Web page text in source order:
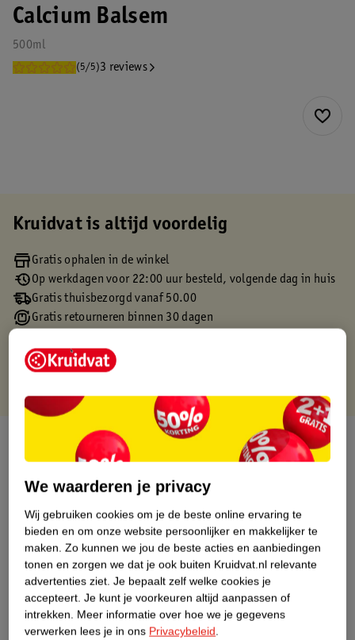
Calcium Balsem
500ml
(5/5)3 reviews
Kruidvat is altijd voordelig
Gratis ophalen in de winkel
Op werkdagen voor 22:00 uur besteld, volgende dag in huis
Gratis thuisbezorgd vanaf 50.00
Gratis retourneren binnen 30 dagen
Over dit product
Productinformatie
Etiketinformatie
Nature Impact Score
Dit product heeft (nog) geen Nature
Impact Score.
Meer informatie
We waarderen je privacy
Wij gebruiken cookies om je de beste online ervaring te
bieden en om onze website persoonlijker en makkelijker te
maken. Zo kunnen we jou de beste acties en aanbiedingen
tonen en zorgen we dat je ook buiten Kruidvat.nl relevante
advertenties ziet. Je bepaalt zelf welke cookies je
accepteert. Je kunt je voorkeuren altijd aanpassen of
intrekken. Meer informatie over hoe we je gegevens
verwerken lees je in ons Privacybeleid.